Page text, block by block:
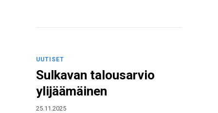
UUTISET
Sulkavan talousarvio
ylijäämäinen
25.11.2025